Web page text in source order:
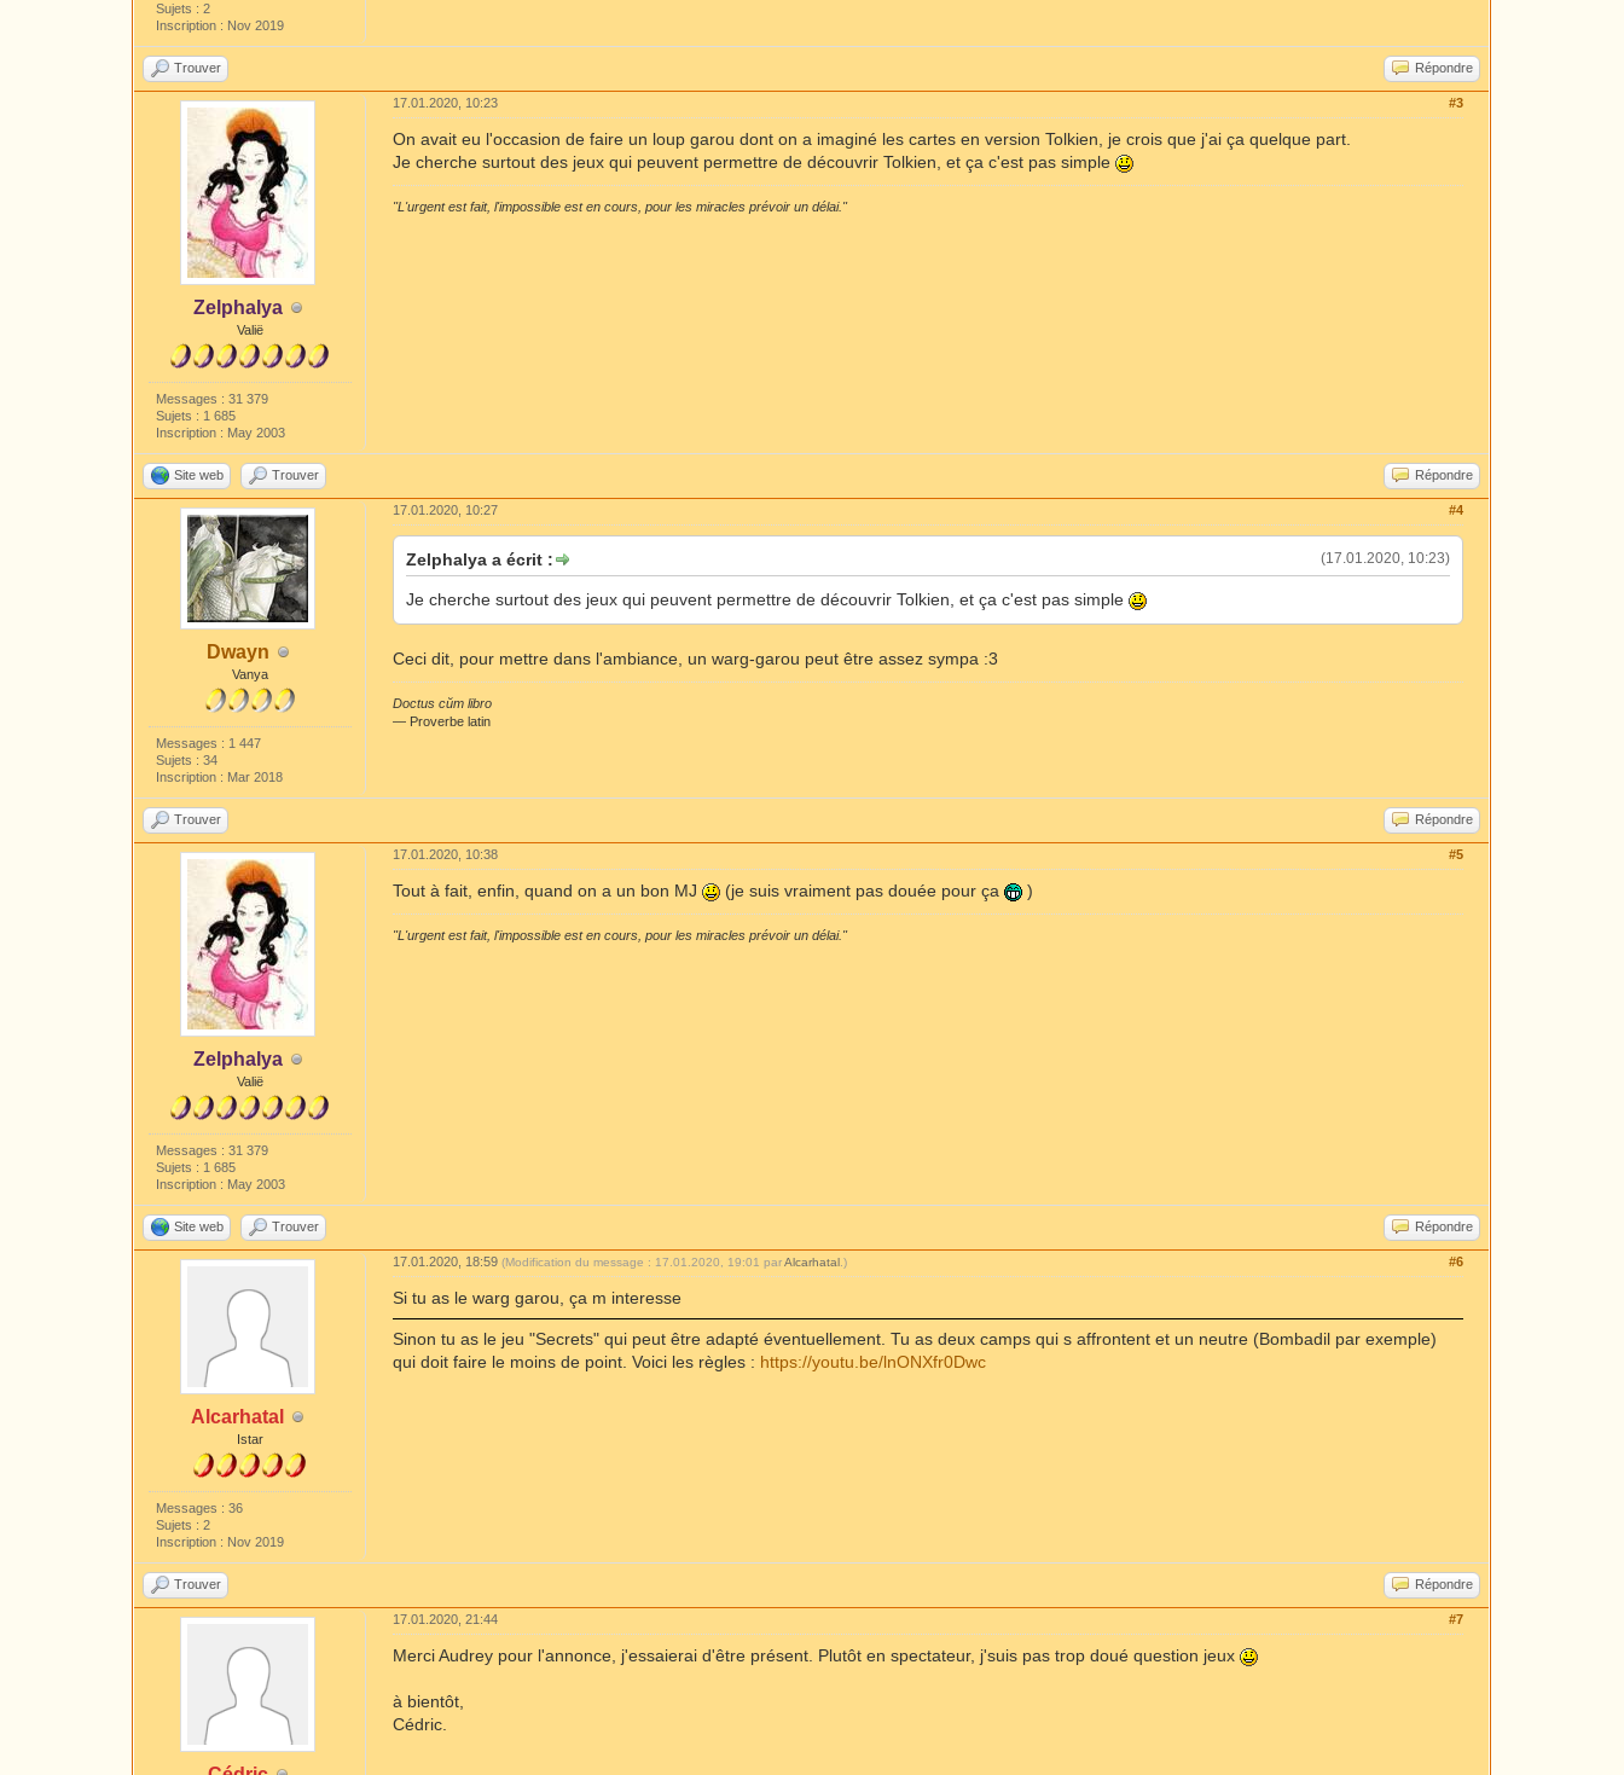
Sujets : 2
Inscription : Nov 2019
Trouver Répondre
Zelphalya
Valië
Messages : 31 379
Sujets : 1 685
Inscription : May 2003
#3
17.01.2020, 10:23
On avait eu l'occasion de faire un loup garou dont on a imaginé les cartes en version Tolkien, je crois que j'ai ça quelque part.
Je cherche surtout des jeux qui peuvent permettre de découvrir Tolkien, et ça c'est pas simple
"L'urgent est fait, l'impossible est en cours, pour les miracles prévoir un délai."
Site web Trouver Répondre
Dwayn
Vanya
Messages : 1 447
Sujets : 34
Inscription : Mar 2018
#4
17.01.2020, 10:27
(17.01.2020, 10:23)
Zelphalya a écrit :
Je cherche surtout des jeux qui peuvent permettre de découvrir Tolkien, et ça c'est pas simple
Ceci dit, pour mettre dans l'ambiance, un warg-garou peut être assez sympa :3
Doctus cŭm libro
― Proverbe latin
Trouver Répondre
Zelphalya
Valië
Messages : 31 379
Sujets : 1 685
Inscription : May 2003
#5
17.01.2020, 10:38
Tout à fait, enfin, quand on a un bon MJ (je suis vraiment pas douée pour ça )
"L'urgent est fait, l'impossible est en cours, pour les miracles prévoir un délai."
Site web Trouver Répondre
Alcarhatal
Istar
Messages : 36
Sujets : 2
Inscription : Nov 2019
#6
17.01.2020, 18:59(Modification du message : 17.01.2020, 19:01 parAlcarhatal .)
Si tu as le warg garou, ça m interesse
Sinon tu as le jeu "Secrets" qui peut être adapté éventuellement. Tu as deux camps qui s affrontent et un neutre (Bombadil par exemple)
qui doit faire le moins de point. Voici les règles : https://youtu.be/lnONXfr0Dwc
Trouver Répondre
#7
17.01.2020, 21:44
Merci Audrey pour l'annonce, j'essaierai d'être présent. Plutôt en spectateur, j'suis pas trop doué question jeux
à bientôt,
Cédric.